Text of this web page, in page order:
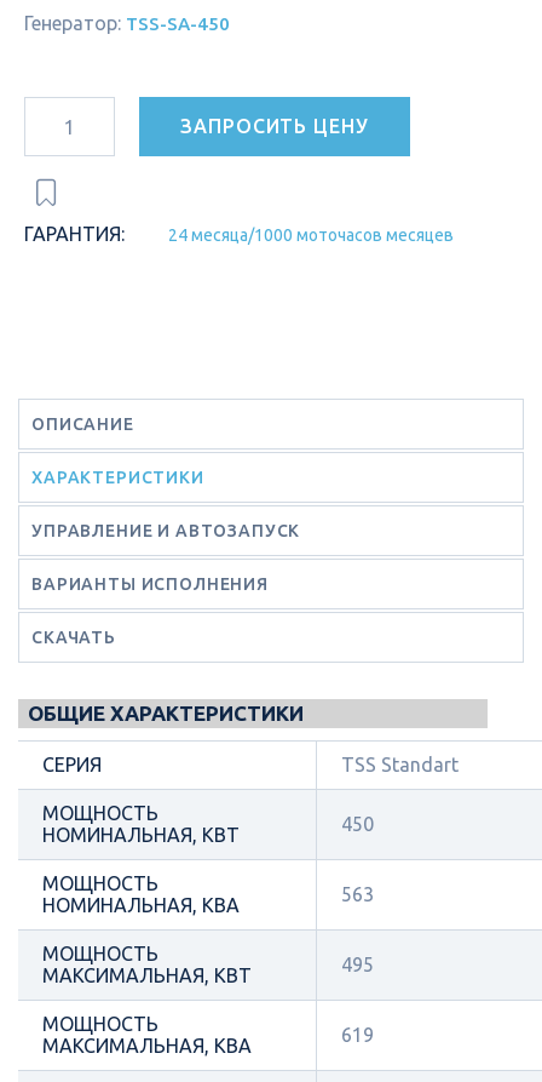
Генератор: TSS-SA-450
ЗАПРОСИТЬ ЦЕНУ
ГАРАНТИЯ: 24 месяца/1000 моточасов месяцев
ОПИСАНИЕ
ХАРАКТЕРИСТИКИ
УПРАВЛЕНИЕ И АВТОЗАПУСК
ВАРИАНТЫ ИСПОЛНЕНИЯ
СКАЧАТЬ
ОБЩИЕ ХАРАКТЕРИСТИКИ
СЕРИЯ TSS Standart
МОЩНОСТЬ
НОМИНАЛЬНАЯ, КВТ
450
МОЩНОСТЬ
НОМИНАЛЬНАЯ, КВА
563
МОЩНОСТЬ
МАКСИМАЛЬНАЯ, КВТ
495
МОЩНОСТЬ
МАКСИМАЛЬНАЯ, КВА
619